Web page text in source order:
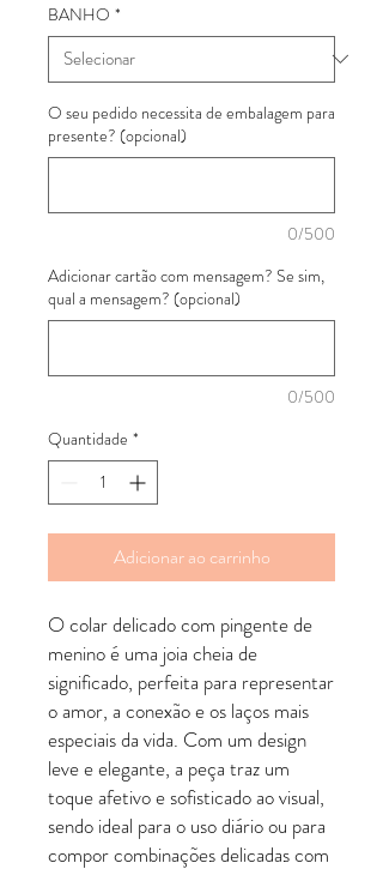
BANHO *
O seu pedido necessita de embalagem para
presente? (opcional)
0/500
Adicionar cartão com mensagem? Se sim,
qual a mensagem? (opcional)
0/500
Quantidade *
Adicionar ao carrinho
O colar delicado com pingente de
menino é uma joia cheia de
significado, perfeita para representar
o amor, a conexão e os laços mais
especiais da vida. Com um design
leve e elegante, a peça traz um
toque afetivo e sofisticado ao visual,
sendo ideal para o uso diário ou para
compor combinações delicadas com